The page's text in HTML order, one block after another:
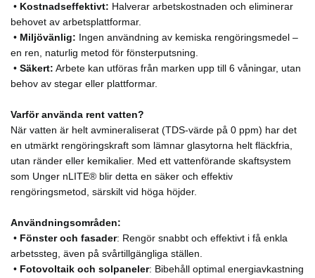
• Kostnadseffektivt: Halverar arbetskostnaden och eliminerar
behovet av arbetsplattformar.
• Miljövänlig: Ingen användning av kemiska rengöringsmedel –
en ren, naturlig metod för fönsterputsning.
• Säkert: Arbete kan utföras från marken upp till 6 våningar, utan
behov av stegar eller plattformar.
Varför använda rent vatten?
När vatten är helt avmineraliserat (TDS-värde på 0 ppm) har det
en utmärkt rengöringskraft som lämnar glasytorna helt fläckfria,
utan ränder eller kemikalier. Med ett vattenförande skaftsystem
som Unger nLITE® blir detta en säker och effektiv
rengöringsmetod, särskilt vid höga höjder.
Användningsområden:
• Fönster och fasader: Rengör snabbt och effektivt i få enkla
arbetssteg, även på svårtillgängliga ställen.
• Fotovoltaik och solpaneler: Bibehåll optimal energiavkastning